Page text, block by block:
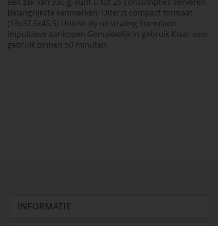
Belangrijkste kenmerken: Uiterst compact formaat
(13x37,5x45,5) Unieke illy uitstraling Stimuleert
impulsieve aankopen Gemakkelijk in gebruik Klaar voor
gebruik binnen 50 minuten
INFORMATIE